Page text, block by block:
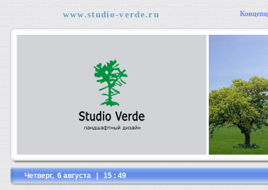
www.studio-verde.ru
Четверг, 6 августа | 15 : 49